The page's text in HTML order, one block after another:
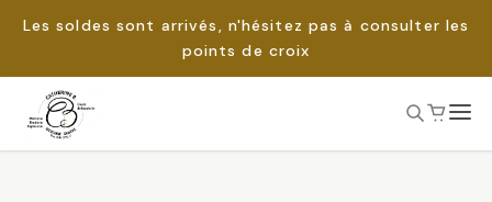
Les soldes sont arrivés, n'hésitez pas à consulter les
points de croix
Passer